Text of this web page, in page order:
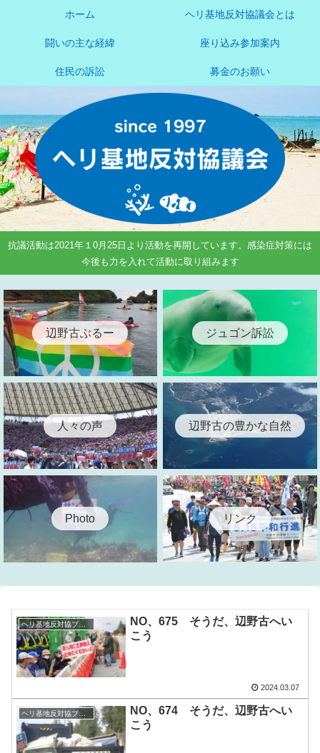
ホーム ヘリ基地反対協議会とは
闘いの主な経緯 座り込み参加案内
住民の訴訟 募金のお願い
抗議活動は2021年１0月25日より活動を再開しています。感染症対策には
今後も力を入れて活動に取り組みます
辺野古ぶるー ジュゴン訴訟
人々の声 辺野古の豊かな自然
Photo リンク
ヘリ基地反対協ブログ
NO、675 そうだ、辺野古へい
こう
2024.03.07
ヘリ基地反対協ブログ
NO、674 そうだ、辺野古へい
こう